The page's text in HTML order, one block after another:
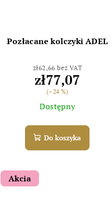
Pozłacane kolczyki ADEL
zł62,66 bez VAT
zł77,07
(–24 %)
Dostępny
Do koszyka
Akcia